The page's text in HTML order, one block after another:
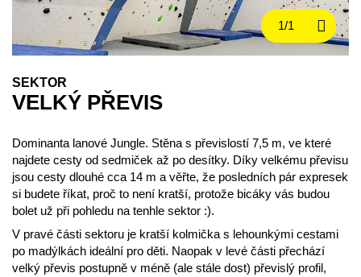
SEKTOR
VELKÝ PŘEVIS
Dominanta lanové Jungle. Stěna s převislostí 7,5 m, ve které
najdete cesty od sedmiček až po desítky. Díky velkému převisu
jsou cesty dlouhé cca 14 m a věřte, že posledních pár expresek
si budete říkat, proč to není kratší, protože bicáky vás budou
bolet už při pohledu na tenhle sektor :).
V pravé části sektoru je kratší kolmička s lehounkými cestami
po madýlkách ideální pro děti. Naopak v levé části přechází
velký převis postupně v méně (ale stále dost) převislý profil,